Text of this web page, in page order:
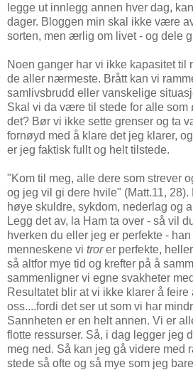
legge ut innlegg annen hver dag,
dager. Bloggen min skal ikke være
sorten, men ærlig om livet - og dele
Noen ganger har vi ikke kapasitet til
de aller nærmeste. Brått kan vi
samlivsbrudd eller vanskelige
Skal vi da være til stede for alle som
det? Bør vi ikke sette grenser og ta
fornøyd med å klare det jeg klarer,
er jeg faktisk fullt og helt tilstede.
"Kom til meg, alle dere som strever
og jeg vil gi dere hvile" (Matt.11, 28).
høye skuldre, sykdom, nederlag og
Legg det av, la Ham ta over - så vil
hverken du eller jeg er perfekte -
menneskene vi trorer perfekte,
så altfor mye tid og krefter på å
sammenligner vi egne svakheter
Resultatet blir at vi ikke klarer å
oss....fordi det ser ut som vi har
Sannheten er en helt annen. Vi er
flotte ressurser. Så, i dag legger jeg
meg ned. Så kan jeg gå videre med
stede så ofte og så mye som jeg